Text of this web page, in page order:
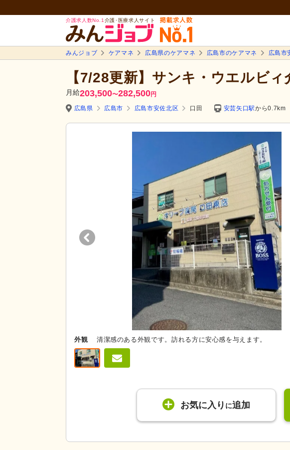
介護求人数No.1 介護･医療求人サイト
みんジョブ ケアマネ 広島県のケアマネ 広島市のケアマネ 広島市
【7/28更新】サンキ・ウエルビ
月給203,500〜282,500円
広島県 広島市 広島市安佐北区 口田 安芸矢口駅から0.7km
外観 清潔感のある外観です。訪れる方に安心感を与えます。
お気に入り に追加